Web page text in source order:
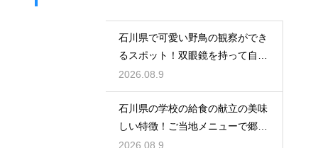
石川県で可愛い野鳥の観察ができ
るスポット！双眼鏡を持って自然
の中へ
2026.08.9
石川県の学校の給食の献立の美味
しい特徴！ご当地メニューで郷土
愛を育む
2026.08.9